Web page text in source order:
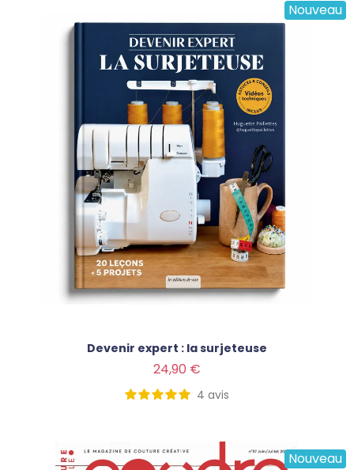
Nouveau
Devenir expert : la surjeteuse
24,90 €
4 avis
Nouveau